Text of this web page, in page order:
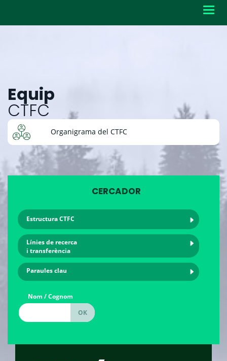
Equip
CTFC
Organigrama del CTFC
CERCADOR
Estructura CTFC
Línies de recerca
i transferència
Paraules clau
Nom / Cognom